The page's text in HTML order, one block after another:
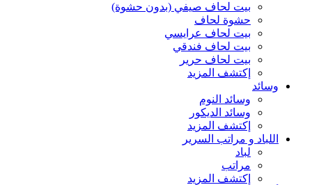
بيت لحاف صيفي (بدون حشوة)
حشوة لحاف
بيت لحاف عرايسي
بيت لحاف فندقي
بيت لحاف حرير
إكتشف المزيد
وسائد
وسائد النوم
وسائد الديكور
إكتشف المزيد
اللباد و مراتب السرير
لباد
مراتب
إكتشف المزيد